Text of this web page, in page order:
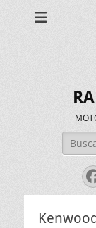
Buscar: